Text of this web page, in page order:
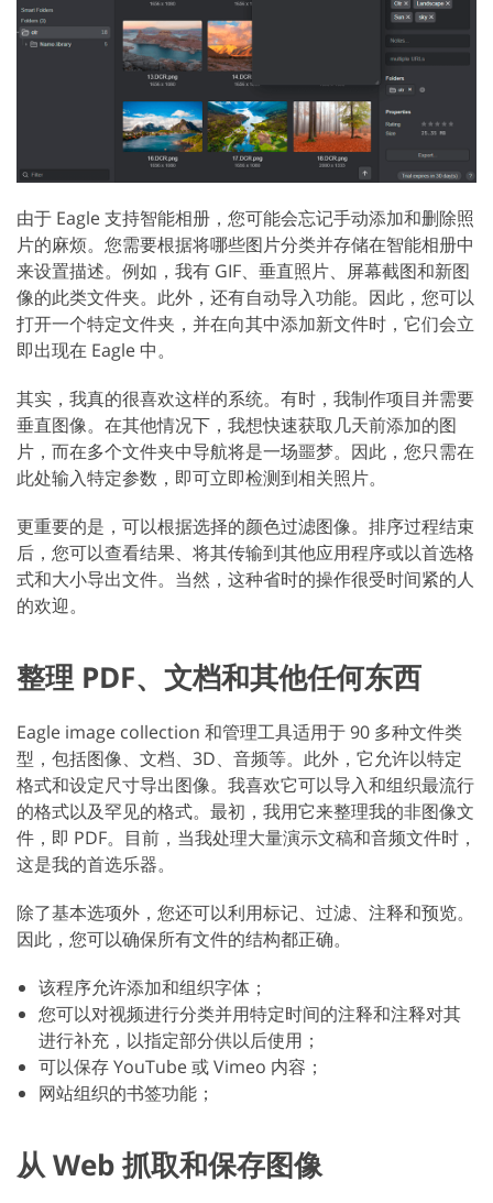
由于 Eagle 支持智能相册，您可能会忘记手动添加和删除照
片的麻烦。您需要根据将哪些图片分类并存储在智能相册中
来设置描述。例如，我有 GIF、垂直照片、屏幕截图和新图
像的此类文件夹。此外，还有自动导入功能。因此，您可以
打开一个特定文件夹，并在向其中添加新文件时，它们会立
即出现在 Eagle 中。
其实，我真的很喜欢这样的系统。有时，我制作项目并需要
垂直图像。在其他情况下，我想快速获取几天前添加的图
片，而在多个文件夹中导航将是一场噩梦。因此，您只需在
此处输入特定参数，即可立即检测到相关照片。
更重要的是，可以根据选择的颜色过滤图像。排序过程结束
后，您可以查看结果、将其传输到其他应用程序或以首选格
式和大小导出文件。当然，这种省时的操作很受时间紧的人
的欢迎。
整理 PDF、文档和其他任何东西
Eagle image collection 和管理工具适用于 90 多种文件类
型，包括图像、文档、3D、音频等。此外，它允许以特定
格式和设定尺寸导出图像。我喜欢它可以导入和组织最流行
的格式以及罕见的格式。最初，我用它来整理我的非图像文
件，即 PDF。目前，当我处理大量演示文稿和音频文件时，
这是我的首选乐器。
除了基本选项外，您还可以利用标记、过滤、注释和预览。
因此，您可以确保所有文件的结构都正确。
该程序允许添加和组织字体；
您可以对视频进行分类并用特定时间的注释和注释对其
进行补充，以指定部分供以后使用；
可以保存 YouTube 或 Vimeo 内容；
网站组织的书签功能；
从 Web 抓取和保存图像